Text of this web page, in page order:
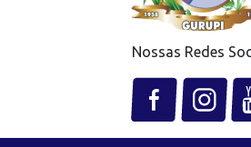
Nossas Redes